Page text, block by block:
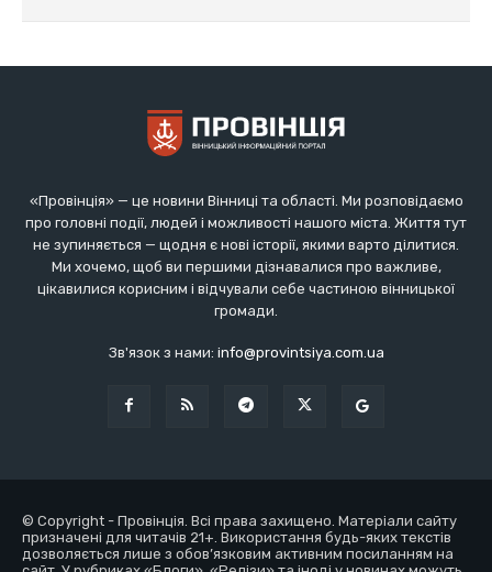
«Провінція» — це новини Вінниці та області. Ми розповідаємо
про головні події, людей і можливості нашого міста. Життя тут
не зупиняється — щодня є нові історії, якими варто ділитися.
Ми хочемо, щоб ви першими дізнавалися про важливе,
цікавилися корисним і відчували себе частиною вінницької
громади.
Зв'язок з нами: info@provintsiya.com.ua
© Copyright - Провінція. Всі права захищено. Матеріали сайту
призначені для читачів 21+. Використання будь-яких текстів
дозволяється лише з обов’язковим активним посиланням на